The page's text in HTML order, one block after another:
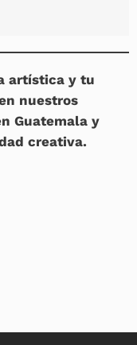
artística y tu
nuestros
Guatemala y
creativa.